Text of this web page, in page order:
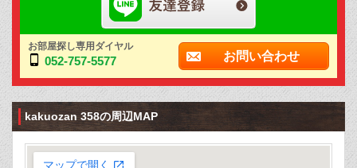
お部屋探し専用ダイヤル
052-757-5577 お問い合わせ
kakuozan 358の周辺MAP